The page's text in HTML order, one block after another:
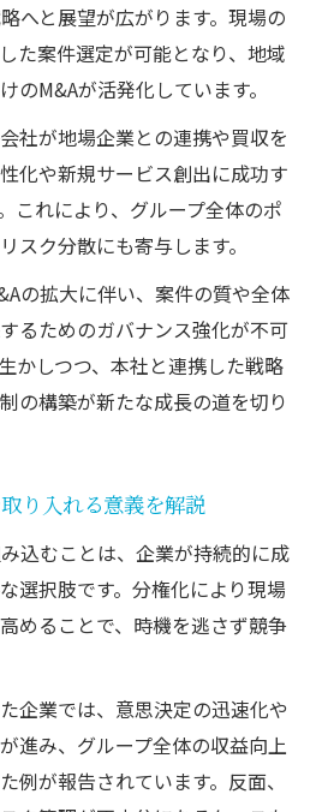
へと展望が広がります。現場の
た案件選定が可能となり、地域
のM&Aが活発化しています。
社が地場企業との連携や買収を
化や新規サービス創出に成功す
これにより、グループ全体のポ
スク分散にも寄与します。
の拡大に伴い、案件の質や全体
るためのガバナンス強化が不可
かしつつ、本社と連携した戦略
の構築が新たな成長の道を切り
り入れる意義を解説
込むことは、企業が持続的に成
選択肢です。分権化により現場
めることで、時機を逃さず競争
企業では、意思決定の迅速化や
進み、グループ全体の収益向上
例が報告されています。反面、